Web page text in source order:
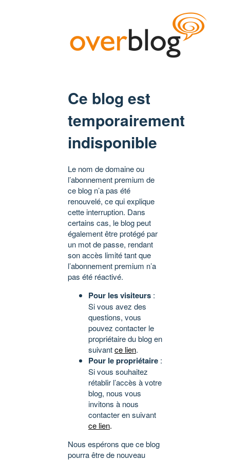
Ce blog est
temporairement
indisponible
Le nom de domaine ou
l’abonnement premium de
ce blog n’a pas été
renouvelé, ce qui explique
cette interruption. Dans
certains cas, le blog peut
également être protégé par
un mot de passe, rendant
son accès limité tant que
l’abonnement premium n’a
pas été réactivé.
Pour les visiteurs :
Si vous avez des
questions, vous
pouvez contacter le
propriétaire du blog en
suivantce lien.
Pour le propriétaire :
Si vous souhaitez
rétablir l’accès à votre
blog, nous vous
invitons à nous
contacter en suivant
ce lien.
Nous espérons que ce blog
pourra être de nouveau